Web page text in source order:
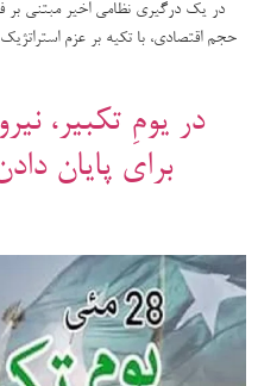
در یک درگیری نظامی اخیر مبتنی بر
حجم اقتصادی، با تکیه بر عزم
در یومِ تکبیر،
برای پایان